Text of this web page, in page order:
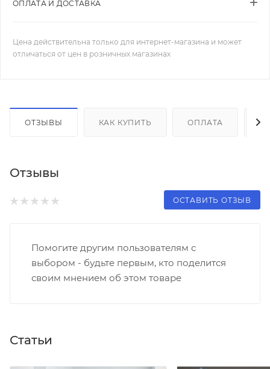
ОПЛАТА И ДОСТАВКА
Цена действительна только для интернет-магазина и может
отличаться от цен в розничных магазинах
ОТЗЫВЫ КАК КУПИТЬ ОПЛАТА
Отзывы
ОСТАВИТЬ ОТЗЫВ
Помогите другим пользователям с
выбором - будьте первым, кто поделится
своим мнением об этом товаре
Статьи